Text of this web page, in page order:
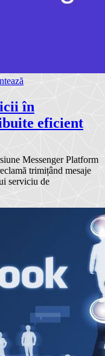
în
eficient
Messenger Platform
trimițând mesaje
serviciu de